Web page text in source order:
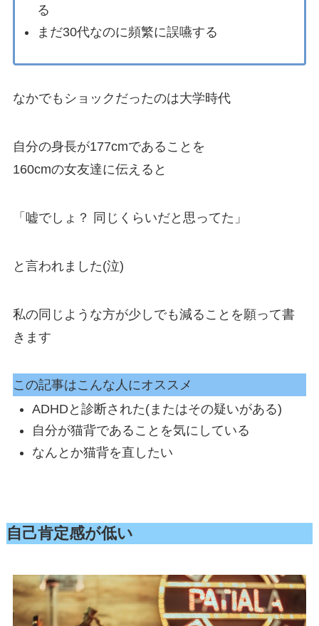
る
まだ30代なのに頻繁に誤嚥する
なかでもショックだったのは大学時代
自分の身長が177cmであることを
160cmの女友達に伝えると
「嘘でしょ？ 同じくらいだと思ってた」
と言われました(泣)
私の同じような方が少しでも減ることを願って書
きます
この記事はこんな人にオススメ
ADHDと診断された(またはその疑いがある)
自分が猫背であることを気にしている
なんとか猫背を直したい
自己肯定感が低い